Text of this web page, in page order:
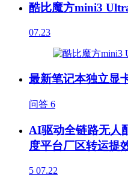
酷比魔方mini3
07.23
最新笔记本独立显
问答 6
AI驱动全链路无人
度平台厂区转运提
5 07.22